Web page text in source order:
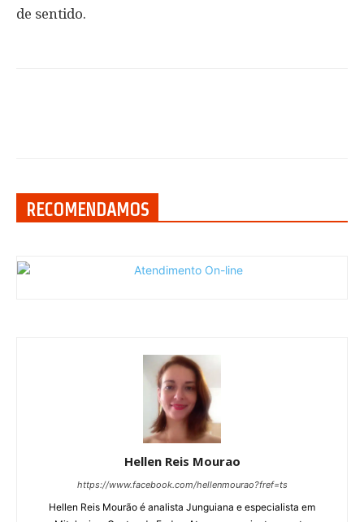
de sentido.
RECOMENDAMOS
Hellen Reis Mourao
https://www.facebook.com/hellenmourao?fref=ts
Hellen Reis Mourão é analista Junguiana e especialista em